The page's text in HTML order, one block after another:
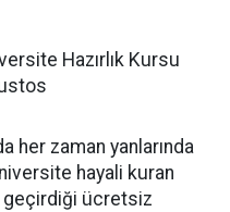
Hazırlık Kursu
her zaman yanlarında
hayali kuran
geçirdiği ücretsiz